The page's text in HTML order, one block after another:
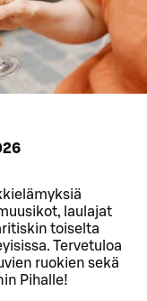
laulajat
toiselta
Tervetuloa
ruokien sekä
Pihalle!